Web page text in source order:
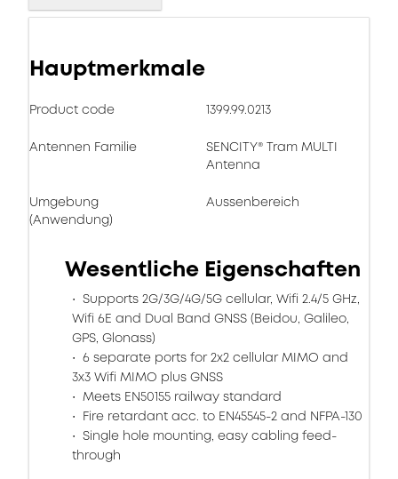
Hauptmerkmale
Product code 1399.99.0213
Antennen Familie
SENCITY® Tram MULTI
Antenna
Umgebung
(Anwendung)
Aussenbereich
Wesentliche Eigenschaften
Supports 2G/3G/4G/5G cellular, Wifi 2.4/5 GHz,
Wifi 6E and Dual Band GNSS (Beidou, Galileo,
GPS, Glonass)
6 separate ports for 2x2 cellular MIMO and
3x3 Wifi MIMO plus GNSS
Meets EN50155 railway standard
Fire retardant acc. to EN45545-2 and NFPA-130
Single hole mounting, easy cabling feed-
through